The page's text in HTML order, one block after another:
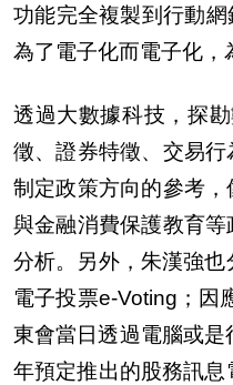
功能完全複製到行動網
為了電子化而電子化，
透過大數據科技，探
徵、證券特徵、交易
制定政策方向的參考，
與金融消費保護教育等
分析。 另外，朱漢強也
電子投票e-Voting ；因
東會當日透過電腦或是
年預定推出的股務訊息